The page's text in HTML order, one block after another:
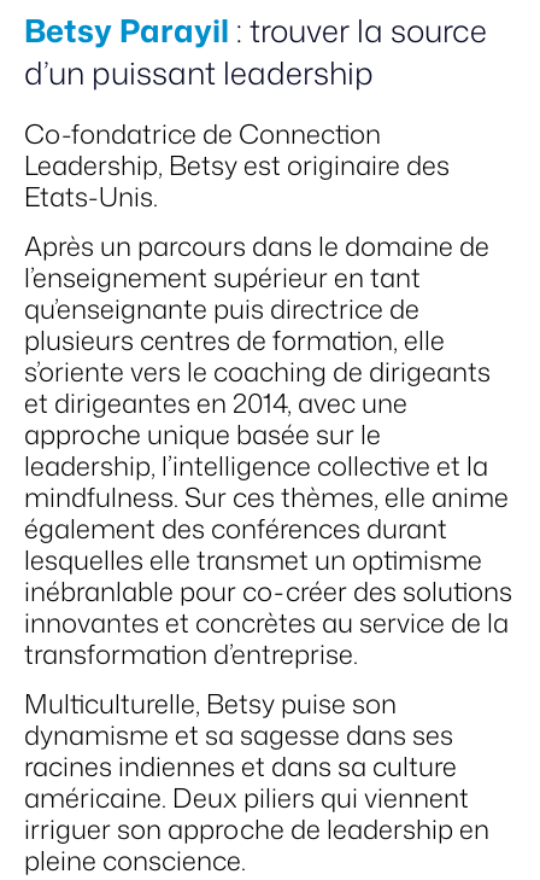
Betsy Parayil : trouver la source
d’un puissant leadership
Co-fondatrice de Connection
Leadership, Betsy est originaire des
Etats-Unis.
Après un parcours dans le domaine de
l’enseignement supérieur en tant
qu’enseignante puis directrice de
plusieurs centres de formation, elle
s’oriente vers le coaching de dirigeants
et dirigeantes en 2014, avec une
approche unique basée sur le
leadership, l’intelligence collective et la
mindfulness. Sur ces thèmes, elle anime
également des conférences durant
lesquelles elle transmet un optimisme
inébranlable pour co-créer des solutions
innovantes et concrètes au service de la
transformation d’entreprise.
Multiculturelle, Betsy puise son
dynamisme et sa sagesse dans ses
racines indiennes et dans sa culture
américaine. Deux piliers qui viennent
irriguer son approche de leadership en
pleine conscience.